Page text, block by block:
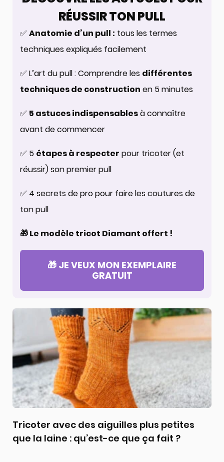
RÉUSSIR TON PULL
✅ Anatomie d’un pull : tous les termes
techniques expliqués facilement
✅ L’art du pull : Comprendre les différentes
techniques de construction en 5 minutes
✅ 5 astuces indispensablesà connaître
avant de commencer
✅ 5 étapes à respecter pour tricoter (et
réussir) son premier pull
✅ 4 secrets de pro pour faire les coutures de
ton pull
🎁 Le modèle tricot Diamant offert !
🎁 JE VEUX MON EXEMPLAIRE
GRATUIT
Tricoter avec des aiguilles plus petites
que la laine : qu’est-ce que ça fait ?